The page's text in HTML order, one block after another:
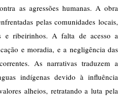
as agressões humanas. A obra
pelas comunidades locais,
e ribeirinhos. A falta de acesso a
e moradia, e a negligência das
As narrativas traduzem a
indígenas devido à influência
alheios, retratando a luta pela